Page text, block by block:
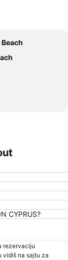
CYPRUS?
rezervaciju
vidiš na sajtu za